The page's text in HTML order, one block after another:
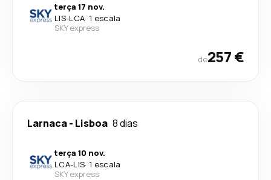
terça 17 nov.
LIS-LCA· 1 escala
SKY express
de257 €
Larnaca- Lisboa 8 dias
terça 10 nov.
LCA-LIS· 1 escala
SKY express